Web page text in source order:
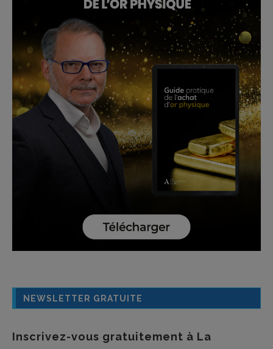
NEWSLETTER GRATUITE
Inscrivez-vous gratuitement à La